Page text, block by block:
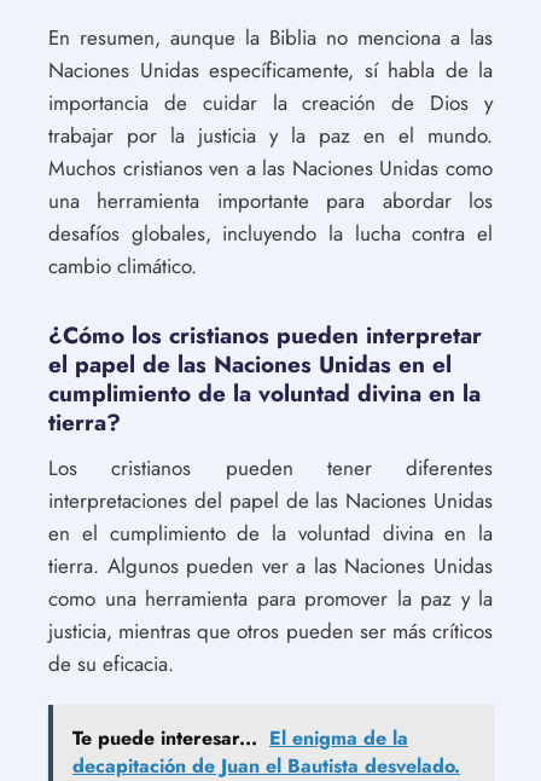
En resumen, aunque la Biblia no menciona a las
Naciones Unidas específicamente, sí habla de la
importancia de cuidar la creación de Dios y
trabajar por la justicia y la paz en el mundo.
Muchos cristianos ven a las Naciones Unidas como
una herramienta importante para abordar los
desafíos globales, incluyendo la lucha contra el
cambio climático.
¿Cómo los cristianos pueden interpretar
el papel de las Naciones Unidas en el
cumplimiento de la voluntad divina en la
tierra?
Los cristianos pueden tener diferentes
interpretaciones del papel de las Naciones Unidas
en el cumplimiento de la voluntad divina en la
tierra. Algunos pueden ver a las Naciones Unidas
como una herramienta para promover la paz y la
justicia, mientras que otros pueden ser más críticos
de su eficacia.
Te puede interesar... El enigma de la
decapitación de Juan el Bautista desvelado.